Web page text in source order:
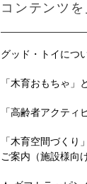
コンテンツを
グッド・トイにつ
「木育おもちゃ」
「高齢者アクティ
「木育空間づくり
ご案内（施設様向け